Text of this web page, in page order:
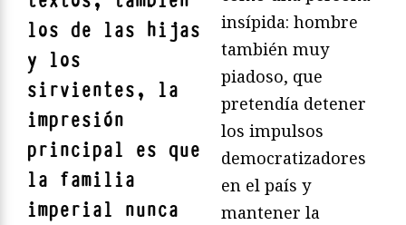
los de las hijas
y los
sirvientes, la
impresión
principal es que
la familia
imperial nunca
insípida: hombre
también muy
piadoso, que
pretendía detener
los impulsos
democratizadores
en el país y
mantener la